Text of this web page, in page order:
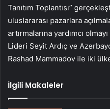
Tanıtım Toplantısı”
uluslararası pazarlara
artırmalarına yardımcı
Lideri Seyit Ardıç ve
Rashad Mammadov ile iki
İlgili Makaleler